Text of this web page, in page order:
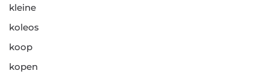
kleine
koleos
koop
kopen